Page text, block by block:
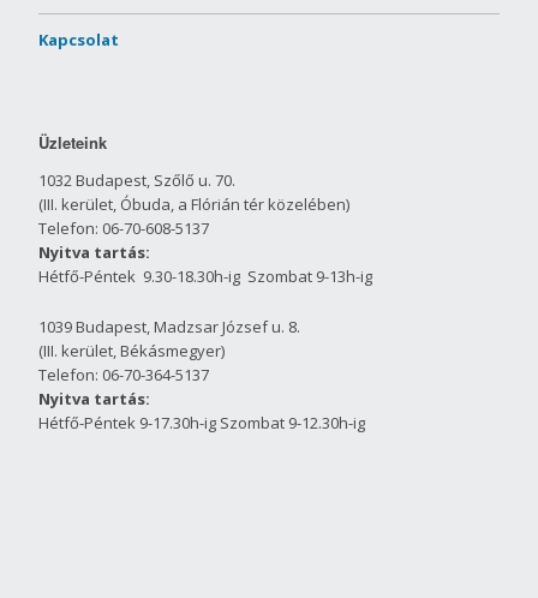
Kapcsolat
Üzleteink
1032 Budapest, Szőlő u. 70.
(III. kerület, Óbuda, a Flórián tér közelében)
Telefon: 06-70-608-5137
Nyitva tartás:
Hétfő-Péntek 9.30-18.30h-ig Szombat 9-13h-ig
1039 Budapest, Madzsar József u. 8.
(III. kerület, Békásmegyer)
Telefon: 06-70-364-5137
Nyitva tartás:
Hétfő-Péntek 9-17.30h-ig Szombat 9-12.30h-ig